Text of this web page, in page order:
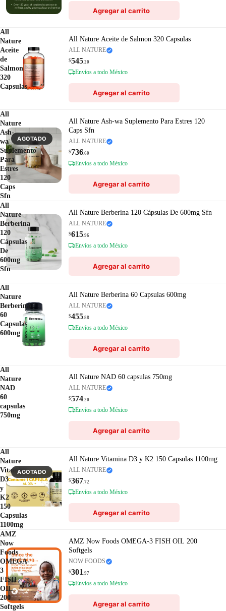
Agregar al carrito
All
Nature
Aceite
de
Salmon
320
Capsulas
All Nature Aceite de Salmon 320 Capsulas
ALL NATURE
$545.20
Envíos a todo México
Agregar al carrito
All
Nature
Ash-
wa
Suplemento
Para
Estres
120
Caps
Sfn
AGOTADO
All Nature Ash-wa Suplemento Para Estres 120
Caps Sfn
ALL NATURE
$736.60
Envíos a todo México
Agregar al carrito
All
Nature
Berberina
120
Cápsulas
De
600mg
Sfn
All Nature Berberina 120 Cápsulas De 600mg Sfn
ALL NATURE
$615.96
Envíos a todo México
Agregar al carrito
All
Nature
Berberina
60
Capsulas
600mg
All Nature Berberina 60 Capsulas 600mg
ALL NATURE
$455.88
Envíos a todo México
Agregar al carrito
All
Nature
NAD
60
capsulas
750mg
All Nature NAD 60 capsulas 750mg
ALL NATURE
$574.20
Envíos a todo México
Agregar al carrito
All
Nature
Vitamina
D3
y
K2
150
Capsulas
1100mg
AGOTADO
All Nature Vitamina D3 y K2 150 Capsulas 1100mg
ALL NATURE
$367.72
Envíos a todo México
Agregar al carrito
AMZ
Now
Foods
OMEGA-
3
FISH
OIL
200
Softgels
AMZ Now Foods OMEGA-3 FISH OIL 200
Softgels
NOW FOODS
$301.97
Envíos a todo México
Agregar al carrito